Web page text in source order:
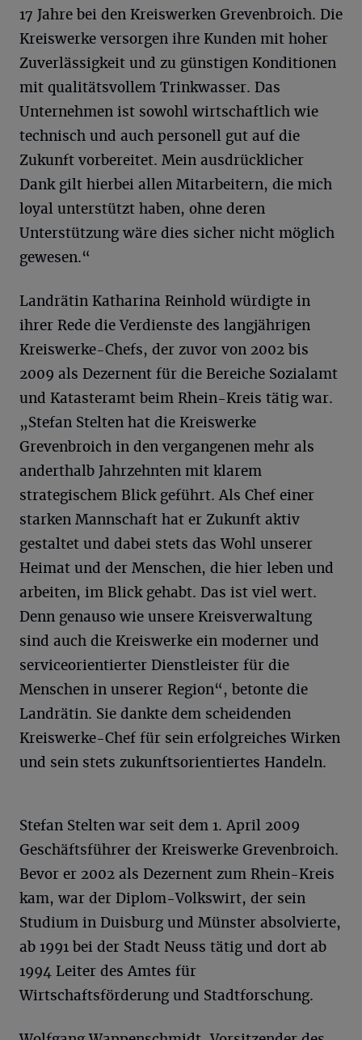
17 Jahre bei den Kreiswerken Grevenbroich. Die
Kreiswerke versorgen ihre Kunden mit hoher
Zuverlässigkeit und zu günstigen Konditionen
mit qualitätsvollem Trinkwasser. Das
Unternehmen ist sowohl wirtschaftlich wie
technisch und auch personell gut auf die
Zukunft vorbereitet. Mein ausdrücklicher
Dank gilt hierbei allen Mitarbeitern, die mich
loyal unterstützt haben, ohne deren
Unterstützung wäre dies sicher nicht möglich
gewesen.“
Landrätin Katharina Reinhold würdigte in
ihrer Rede die Verdienste des langjährigen
Kreiswerke-Chefs, der zuvor von 2002 bis
2009 als Dezernent für die Bereiche Sozialamt
und Katasteramt beim Rhein-Kreis tätig war.
„Stefan Stelten hat die Kreiswerke
Grevenbroich in den vergangenen mehr als
anderthalb Jahrzehnten mit klarem
strategischem Blick geführt. Als Chef einer
starken Mannschaft hat er Zukunft aktiv
gestaltet und dabei stets das Wohl unserer
Heimat und der Menschen, die hier leben und
arbeiten, im Blick gehabt. Das ist viel wert.
Denn genauso wie unsere Kreisverwaltung
sind auch die Kreiswerke ein moderner und
serviceorientierter Dienstleister für die
Menschen in unserer Region“, betonte die
Landrätin. Sie dankte dem scheidenden
Kreiswerke-Chef für sein erfolgreiches Wirken
und sein stets zukunftsorientiertes Handeln.
Stefan Stelten war seit dem 1. April 2009
Geschäftsführer der Kreiswerke Grevenbroich.
Bevor er 2002 als Dezernent zum Rhein-Kreis
kam, war der Diplom-Volkswirt, der sein
Studium in Duisburg und Münster absolvierte,
ab 1991 bei der Stadt Neuss tätig und dort ab
1994 Leiter des Amtes für
Wirtschaftsförderung und Stadtforschung.